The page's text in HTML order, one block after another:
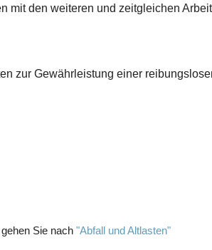
mit den weiteren und zeitgleichen
zur Gewährleistung einer
Sie nach "Abfall und Altlasten"